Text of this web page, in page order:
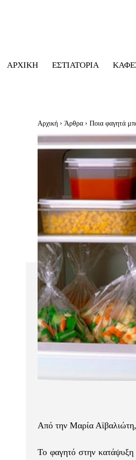
ΑΡΧΙΚΉ ΕΣΤΙΑΤΌΡΙΑ
Αρχική Άρθρα Ποια φαγητά
Από την Μαρία Αϊβαλιώτη,
Το φαγητό στην κατάψυξη